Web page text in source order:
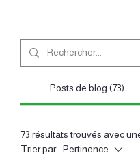
Posts de blog (73)
73 résultats trouvés avec
Trier par : Pertinence